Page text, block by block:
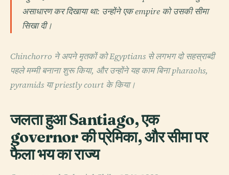
असाधारण कर दिखाया था: उन्होंने एक empire को उसकी सीमा
सिखा दी।
Chinchorro ने अपने मृतकों को Egyptians से लगभग दो सहस्राब्दी
पहले मम्मी बनाना शुरू किया, और उन्होंने यह काम बिना pharaohs,
pyramids या priestly court के किया।
जलता हुआ Santiago, एक
governor की प्रेमिका, और सीमा पर
फैला भय का राज्य